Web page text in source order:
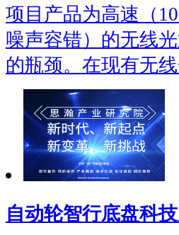
项目产品为高速（
噪声容错）的无线
的瓶颈。在现有无
自动轮智行底盘科